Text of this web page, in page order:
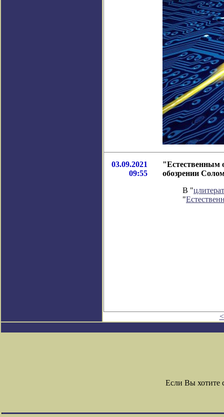
03.09.2021
09:55
"Естественным
обозрении
В "
"
Если Вы хотите